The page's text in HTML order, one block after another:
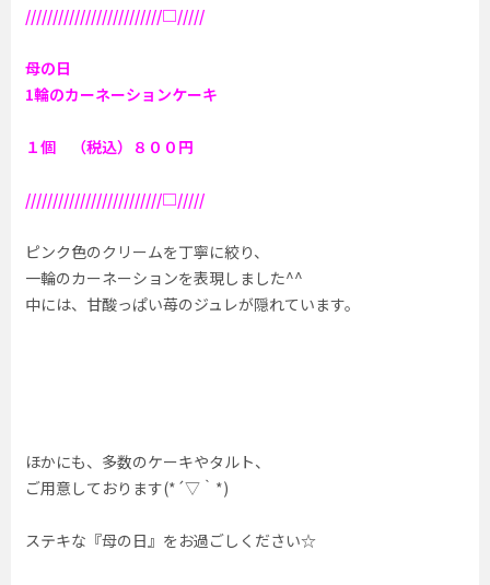
/////////////////////////□/////
母の日
1輪のカーネーションケーキ
１個 （税込）８００円
/////////////////////////□/////
ピンク色のクリームを丁寧に絞り、
一輪のカーネーションを表現しました^^
中には、甘酸っぱい苺のジュレが隠れています。
ほかにも、多数のケーキやタルト、
ご用意しております(*´▽｀*)
ステキな『母の日』をお過ごしください☆